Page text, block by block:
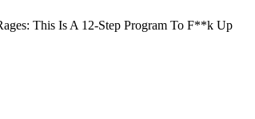
This Is A 12-Step Program To F**k Up